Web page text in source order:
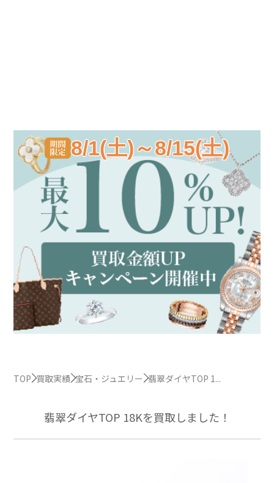
8/1(土)～8/15(土)
TOP 買取実績 宝石・ジュエリー 翡翠ダイヤTOP 1...
翡翠ダイヤTOP 18Kを買取しました！